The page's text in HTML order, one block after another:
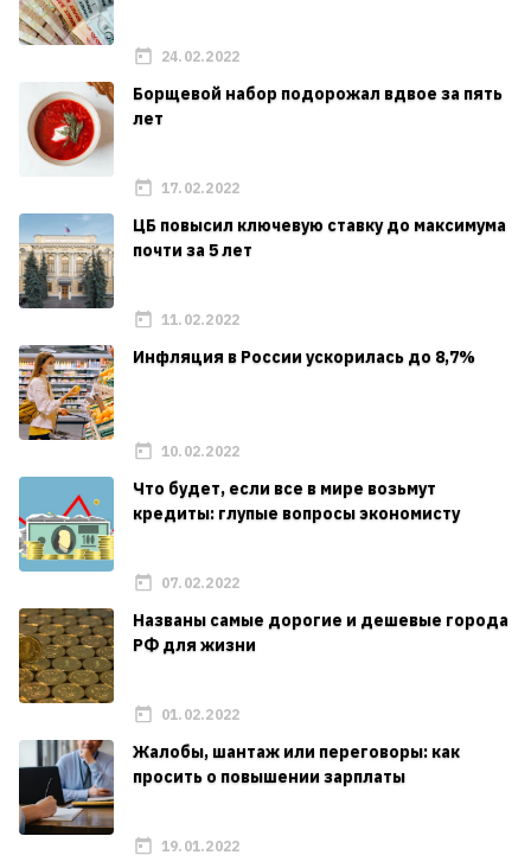
24.02.2022
Борщевой набор подорожал вдвое за пять
лет
17.02.2022
ЦБ повысил ключевую ставку до максимума
почти за 5 лет
11.02.2022
Инфляция в России ускорилась до 8,7%
10.02.2022
Что будет, если все в мире возьмут
кредиты: глупые вопросы экономисту
07.02.2022
Названы самые дорогие и дешевые города
РФ для жизни
01.02.2022
Жалобы, шантаж или переговоры: как
просить о повышении зарплаты
19.01.2022